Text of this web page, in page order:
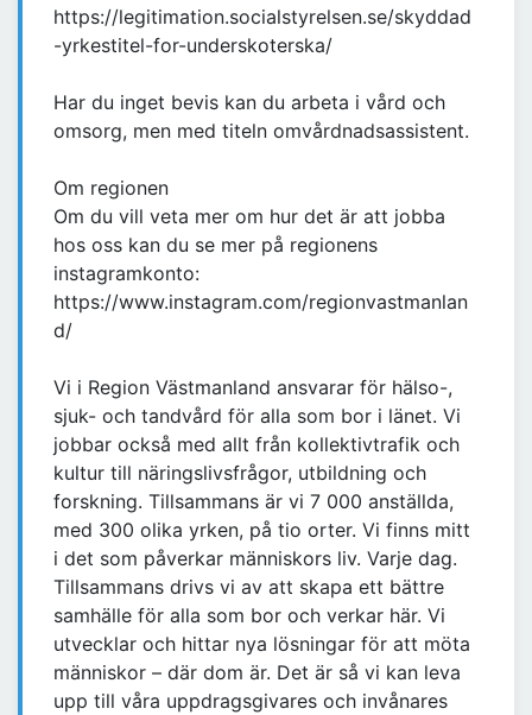
https://legitimation.socialstyrelsen.se/skyddad
-yrkestitel-for-underskoterska/
Har du inget bevis kan du arbeta i vård och
omsorg, men med titeln omvårdnadsassistent.
Om regionen
Om du vill veta mer om hur det är att jobba
hos oss kan du se mer på regionens
instagramkonto:
https://www.instagram.com/regionvastmanlan
d/
Vi i Region Västmanland ansvarar för hälso-,
sjuk- och tandvård för alla som bor i länet. Vi
jobbar också med allt från kollektivtrafik och
kultur till näringslivsfrågor, utbildning och
forskning. Tillsammans är vi 7 000 anställda,
med 300 olika yrken, på tio orter. Vi finns mitt
i det som påverkar människors liv. Varje dag.
Tillsammans drivs vi av att skapa ett bättre
samhälle för alla som bor och verkar här. Vi
utvecklar och hittar nya lösningar för att möta
människor – där dom är. Det är så vi kan leva
upp till våra uppdragsgivares och invånares